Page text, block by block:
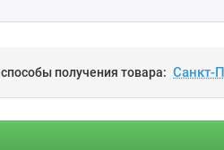
получения товара: